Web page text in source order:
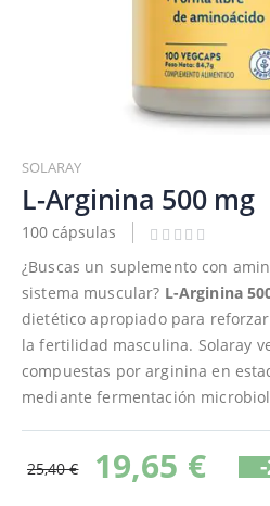
al
comienzo
de
la
galería
de
imágenes
SOLARAY
L-Arginina 500 mg
100 cápsulas
¿Buscas un suplemento con
sistema muscular? L-Arginina
dietético apropiado para
la fertilidad masculina. Solaray
compuestas por arginina en
mediante fermentación
25,40 € 19,65 €